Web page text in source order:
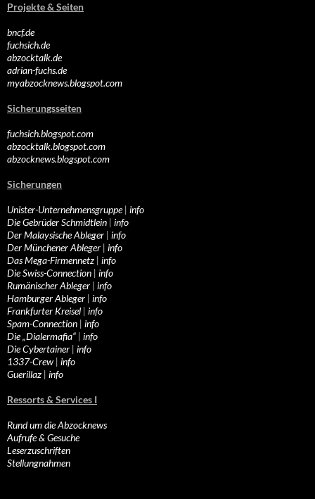
Projekte & Seiten
bncf.de
fuchsich.de
abzocktalk.de
adrian-fuchs.de
myabzocknews.blogspot.com
Sicherungsseiten
fuchsich.blogspot.com
abzocktalk.blogspot.com
abzocknews.blogspot.com
Sicherungen
Unister-Unternehmensgruppe| info
Die Gebrüder Schmidtlein | info
Der Malaysische Ableger | info
Der Münchener Ableger | info
Das Mega-Firmennetz | info
Die Swiss-Connection | info
Rumänischer Ableger | info
Hamburger Ableger | info
Frankfurter Kreisel | info
Spam-Connection | info
Die „Dialermafia“ | info
Die Cybertainer | info
1337-Crew | info
Guerillaz | info
Ressorts & Services I
Rund um die Abzocknews
Aufrufe & Gesuche
Leserzuschriften
Stellungnahmen